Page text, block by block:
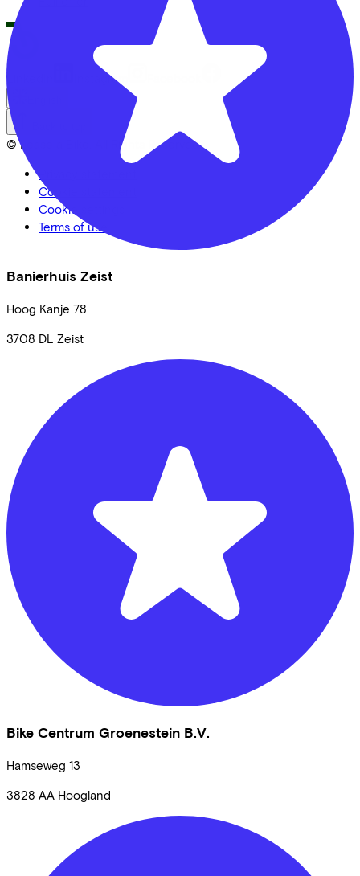
Banierhuis Zeist
Hoog Kanje 78
3708 DL Zeist
Bike Centrum Groenestein B.V.
Hamseweg 13
3828 AA Hoogland
LinkedIn Instagram
© Lease a Bike. All Rights Reserved.
Privacy statement
Cookie statement
Cookie settings
Terms of use